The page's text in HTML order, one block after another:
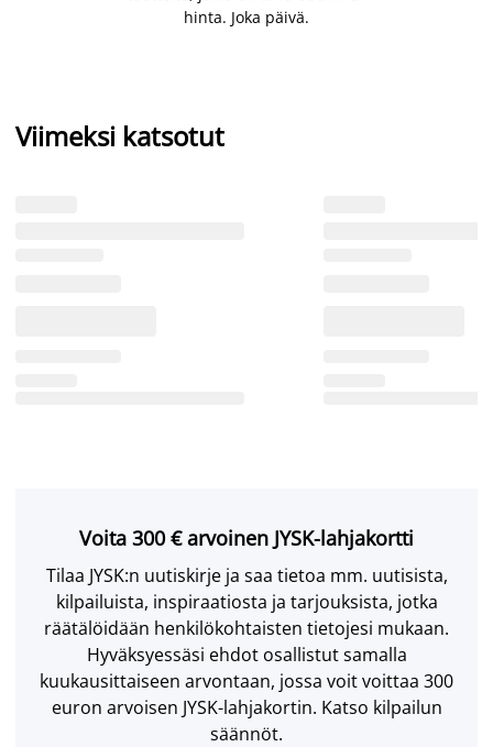
hinta. Joka päivä.
Viimeksi katsotut
Voita 300 € arvoinen JYSK-lahjakortti
Tilaa JYSK:n uutiskirje ja saa tietoa mm. uutisista,
kilpailuista, inspiraatiosta ja tarjouksista, jotka
räätälöidään henkilökohtaisten tietojesi mukaan.
Hyväksyessäsi ehdot osallistut samalla
kuukausittaiseen arvontaan, jossa voit voittaa 300
euron arvoisen JYSK-lahjakortin. Katso kilpailun
säännöt.